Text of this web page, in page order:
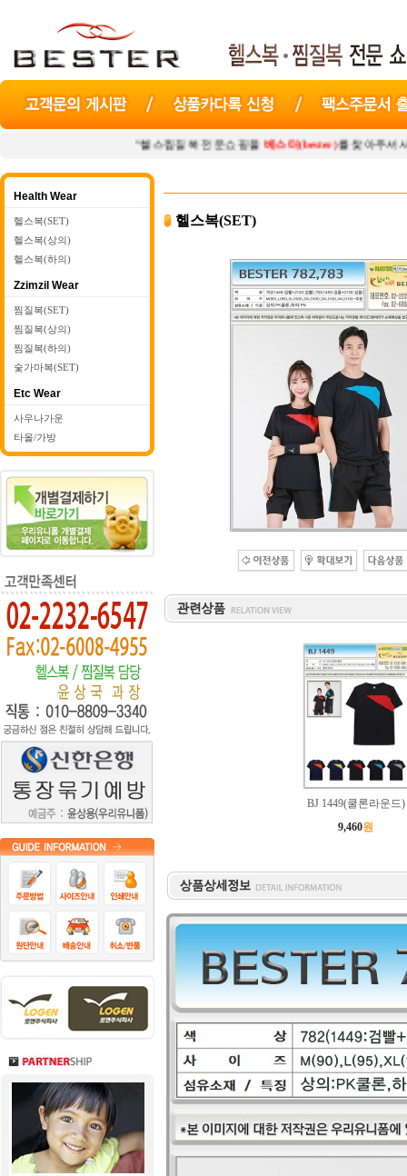
"헬스찜질복 전문쇼핑몰베스터(bester)를 찾아주셔서 감사합니다. "
Health Wear
헬스복(SET)
헬스복(상의)
헬스복(하의)
Zzimzil Wear
찜질복(SET)
찜질복(상의)
찜질복(하의)
숯가마복(SET)
Etc Wear
사우나가운
타올/가방
헬스복(SET)
BJ 1449(쿨론라운드)
9,460원